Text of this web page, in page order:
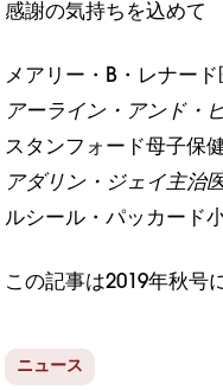
感謝の気持ちを込めて
メアリー・B・レナー
アーライン・アンド・
スタンフォード母子保
アダリン・ジェイ主治
ルシール・パッカード
この記事は2019年秋号
ニュース